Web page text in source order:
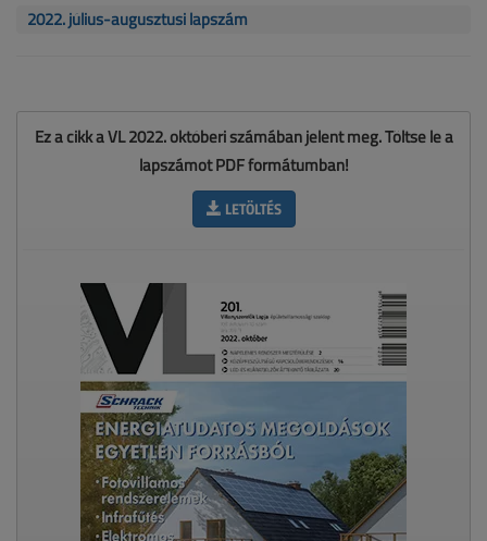
2022. július-augusztusi lapszám
Ez a cikk a VL 2022. októberi számában jelent meg. Töltse le a
lapszámot PDF formátumban!
LETÖLTÉS